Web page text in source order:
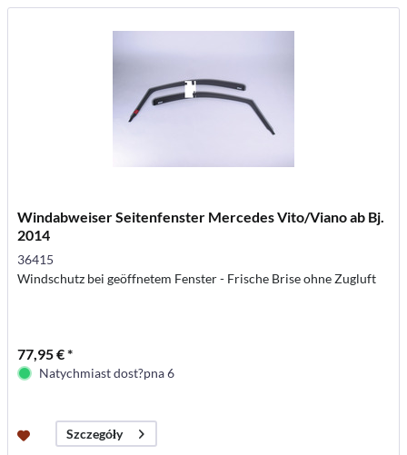
Windabweiser Seitenfenster Mercedes Vito/Viano ab Bj.
2014
36415
Windschutz bei geöffnetem Fenster - Frische Brise ohne Zugluft
77,95 € *
Natychmiast dost?pna 6
Szczegóły